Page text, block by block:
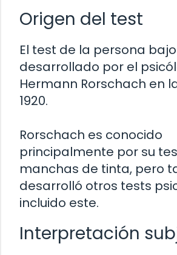
Origen del test
El test de la persona
desarrollado por el
Hermann Rorschach en
1920.
Rorschach es conocido
principalmente por su
manchas de tinta, pero
desarrolló otros tests
incluido este.
Interpretación